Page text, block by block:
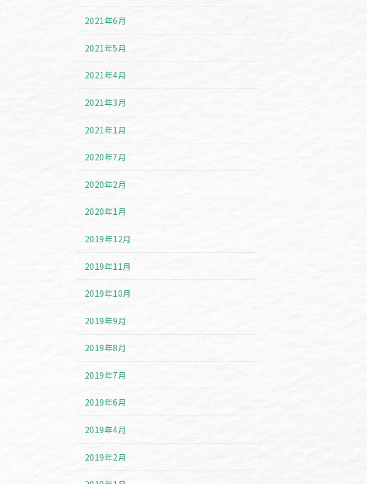
2021年6月
2021年5月
2021年4月
2021年3月
2021年1月
2020年7月
2020年2月
2020年1月
2019年12月
2019年11月
2019年10月
2019年9月
2019年8月
2019年7月
2019年6月
2019年4月
2019年2月